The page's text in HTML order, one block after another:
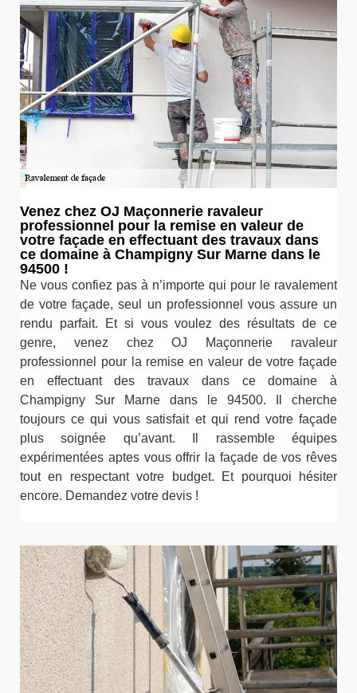
Venez chez OJ Maçonnerie ravaleur
professionnel pour la remise en valeur de
votre façade en effectuant des travaux dans
ce domaine à Champigny Sur Marne dans le
94500 !
Ne vous confiez pas à n’importe qui pour le ravalement
de votre façade, seul un professionnel vous assure un
rendu parfait. Et si vous voulez des résultats de ce
genre, venez chez OJ Maçonnerie ravaleur
professionnel pour la remise en valeur de votre façade
en effectuant des travaux dans ce domaine à
Champigny Sur Marne dans le 94500. Il cherche
toujours ce qui vous satisfait et qui rend votre façade
plus soignée qu’avant. Il rassemble équipes
expérimentées aptes vous offrir la façade de vos rêves
tout en respectant votre budget. Et pourquoi hésiter
encore. Demandez votre devis !